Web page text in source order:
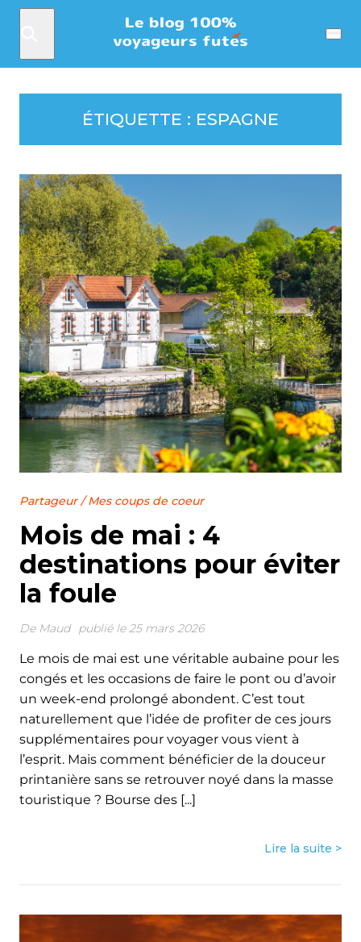
Menu
ÉTIQUETTE : ESPAGNE
Partageur/Mes coups de coeur
Mois de mai : 4
destinations pour éviter
la foule
De Maud publié le 25 mars 2026
Le mois de mai est une véritable aubaine pour les
congés et les occasions de faire le pont ou d’avoir
un week-end prolongé abondent. C’est tout
naturellement que l’idée de profiter de ces jours
supplémentaires pour voyager vous vient à
l’esprit. Mais comment bénéficier de la douceur
printanière sans se retrouver noyé dans la masse
touristique ? Bourse des [...]
Lire la suite >